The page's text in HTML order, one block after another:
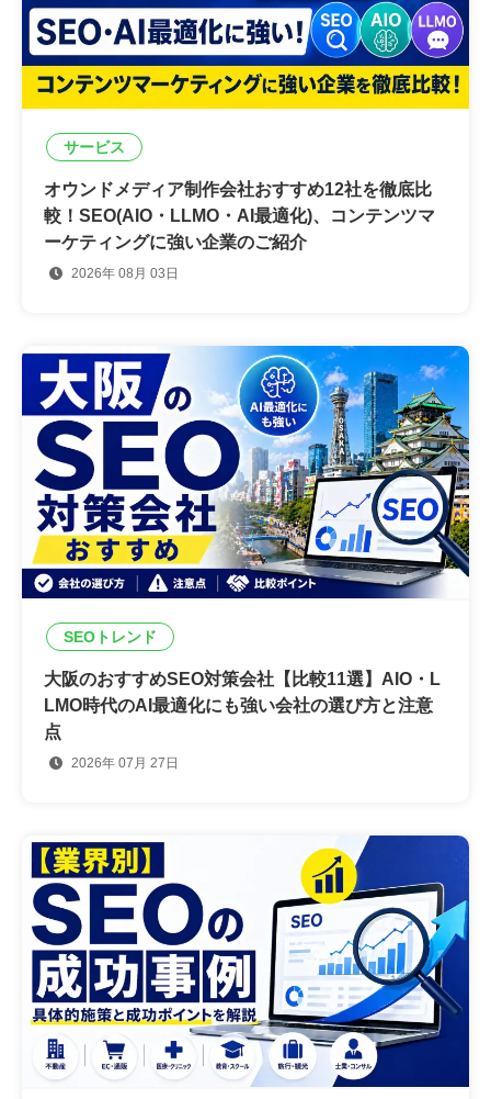
サービス
オウンドメディア制作会社おすすめ12社を徹底比
較！SEO(AIO・LLMO・AI最適化)、コンテンツマ
ーケティングに強い企業のご紹介
2026年 08月 03日
SEOトレンド
大阪のおすすめSEO対策会社【比較11選】AIO・L
LMO時代のAI最適化にも強い会社の選び方と注意
点
2026年 07月 27日